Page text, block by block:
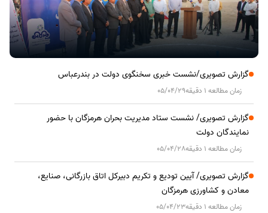
گزارش تصویری/نشست خبری سخنگوی دولت در بندرعباس
زمان مطالعه 1 دقیقه 05/04/29
گزارش تصویری/ نشست ستاد مدیریت بحران هرمزگان با حضور
نمایندگان دولت
زمان مطالعه 1 دقیقه 05/04/28
گزارش تصویری/ آیین تودیع و تکریم دبیرکل اتاق بازرگانی، صنایع،
معادن و کشاورزی هرمزگان
زمان مطالعه 1 دقیقه 05/04/23